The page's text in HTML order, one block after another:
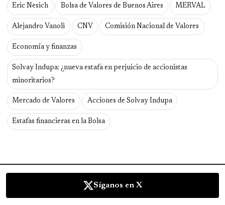
Eric Nesich Bolsa de Valores de Buenos Aires MERVAL
Alejandro Vanoli CNV Comisión Nacional de Valores
Economía y finanzas
Solvay Indupa: ¿nueva estafa en perjuicio de accionistas
minoritarios?
Mercado de Valores Acciones de Solvay Indupa
Estafas financieras en la Bolsa
Síganos en X